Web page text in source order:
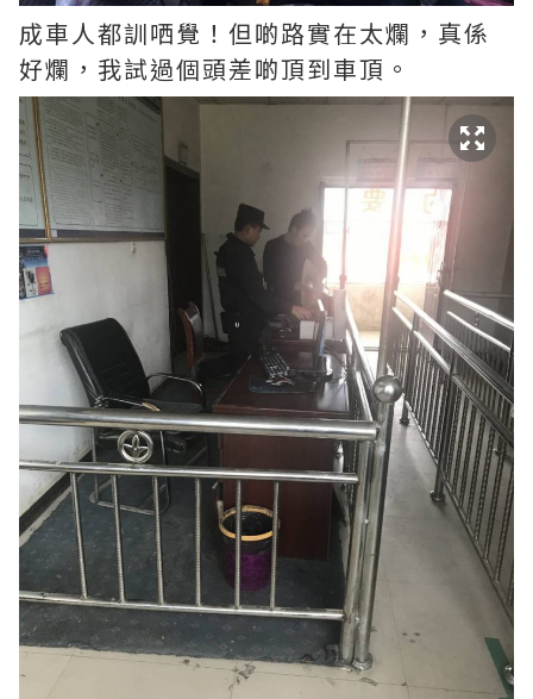
成車人都訓哂覺！但啲路實在太爛，真係
好爛，我試過個頭差啲頂到車頂。